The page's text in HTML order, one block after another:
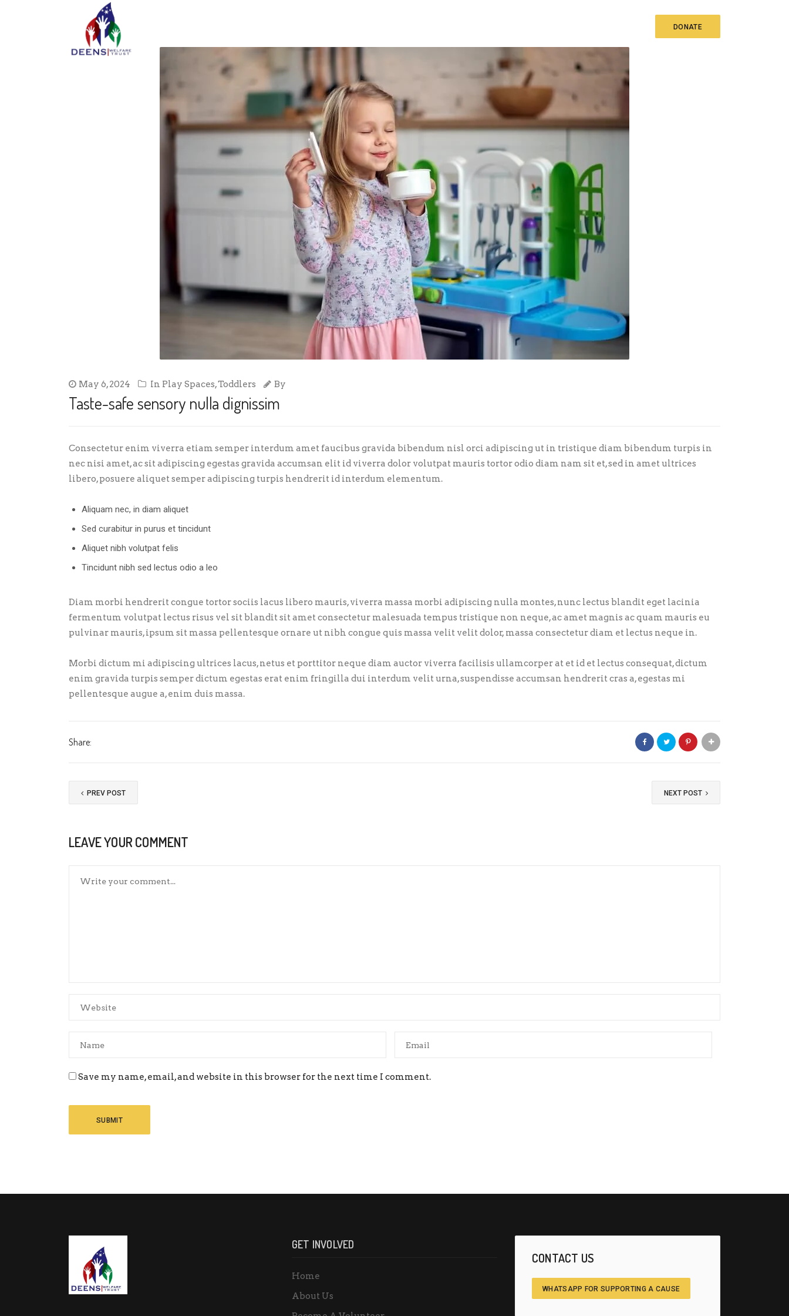
DONATE
May 6, 2024 In Play Spaces,Toddlers By
Taste-safe sensory nulla dignissim
Consectetur enim viverra etiam semper interdum amet faucibus gravida bibendum nisl orci adipiscing ut in tristique diam bibendum turpis in
nec nisi amet, ac sit adipiscing egestas gravida accumsan elit id viverra dolor volutpat mauris tortor odio diam nam sit et, sed in amet ultrices
libero, posuere aliquet semper adipiscing turpis hendrerit id interdum elementum.
Aliquam nec, in diam aliquet
Sed curabitur in purus et tincidunt
Aliquet nibh volutpat felis
Tincidunt nibh sed lectus odio a leo
Diam morbi hendrerit congue tortor sociis lacus libero mauris, viverra massa morbi adipiscing nulla montes, nunc lectus blandit eget lacinia
fermentum volutpat lectus risus vel sit blandit sit amet consectetur malesuada tempus tristique non neque, ac amet magnis ac quam mauris eu
pulvinar mauris, ipsum sit massa pellentesque ornare ut nibh congue quis massa velit velit dolor, massa consectetur diam et lectus neque in.
Morbi dictum mi adipiscing ultrices lacus, netus et porttitor neque diam auctor viverra facilisis ullamcorper at et id et lectus consequat, dictum
enim gravida turpis semper dictum egestas erat enim fringilla dui interdum velit urna, suspendisse accumsan hendrerit cras a, egestas mi
pellentesque augue a, enim duis massa.
Share:
PREV POST NEXT POST
LEAVE YOUR COMMENT
Save my name, email, and website in this browser for the next time I comment.
GET INVOLVED
Home
About Us
CONTACT US
WHATSAPP FOR SUPPORTING A CAUSE